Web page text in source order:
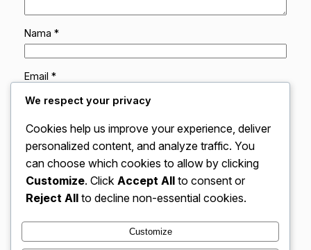
Nama *
Email *
Simpan nama, email, dan situs web saya pada
peramban ini untuk komentar saya berikutnya.
We respect your privacy
Cookies help us improve your experience, deliver
personalized content, and analyze traffic. You
can choose which cookies to allow by clicking
Customize. Click Accept All to consent or
Reject All to decline non-essential cookies.
Customize